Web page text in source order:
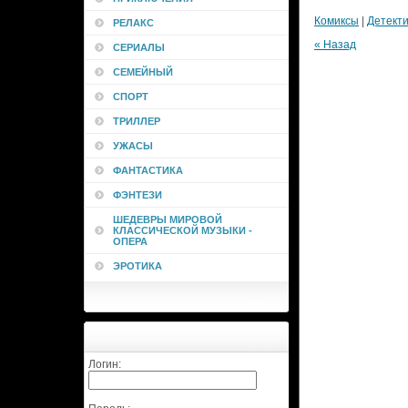
РЕЛАКС
СЕРИАЛЫ
СЕМЕЙНЫЙ
СПОРТ
ТРИЛЛЕР
УЖАСЫ
ФАНТАСТИКА
ФЭНТЕЗИ
ШЕДЕВРЫ МИРОВОЙ
КЛАССИЧЕСКОЙ МУЗЫКИ -
ОПЕРА
ЭРОТИКА
Логин:
Комиксы
« Назад